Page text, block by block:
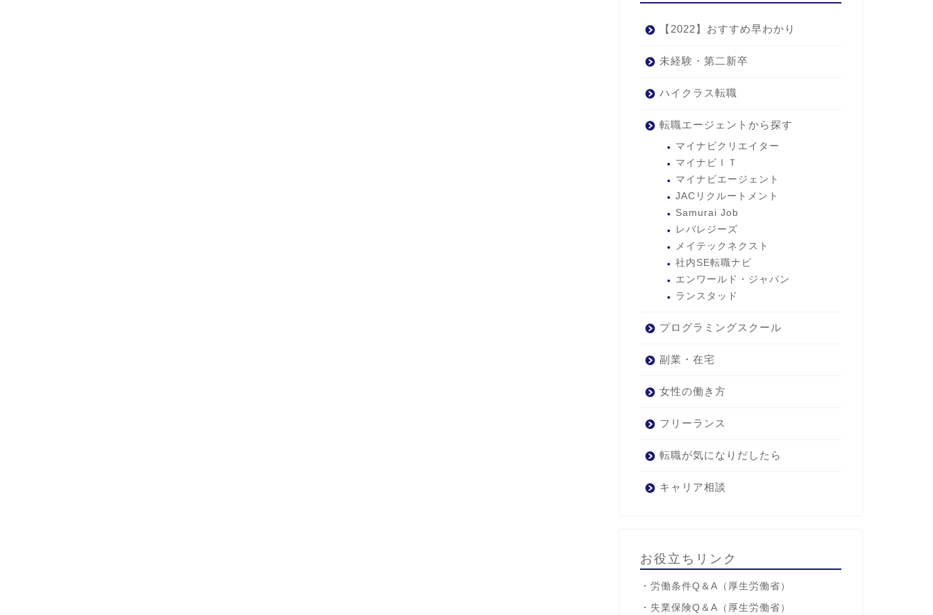
【2022】おすすめ早わかり
未経験・第二新卒
ハイクラス転職
転職エージェントから探す
マイナビクリエイター
マイナビＩＴ
マイナビエージェント
JACリクルートメント
Samurai Job
レバレジーズ
メイテックネクスト
社内SE転職ナビ
エンワールド・ジャパン
ランスタッド
プログラミングスクール
副業・在宅
女性の働き方
フリーランス
転職が気になりだしたら
キャリア相談
お役立ちリンク
・ 労働条件Q＆A （厚生労働省）
・ 失業保険Q＆A （厚生労働省）